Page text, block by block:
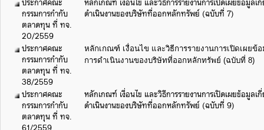
กรรมการกำกับ
ตลาดทุน ที่ ทจ.
20/2559
ดำเนินงานของบริษัทที่ออกหลักทรัพย์ (ฉบับที่ 7)
ประกาศคณะ
กรรมการกำกับ
ตลาดทุน ที่ ทจ.
38/2559
หลักเกณฑ์ เงื่อนไข และวิธีการรายงานการเปิดเผยข้
การดำเนินงานของบริษัทที่ออกหลักทรัพย์ (ฉบับที่ 8)
ประกาศคณะ
กรรมการกำกับ
ตลาดทุน ที่ ทจ.
หลักเกณฑ์ เงื่อนไข และวิธีการรายงานการเปิดเผยข้อมูลเ
ดำเนินงานของบริษัทที่ออกหลักทรัพย์ (ฉบับที่ 9)